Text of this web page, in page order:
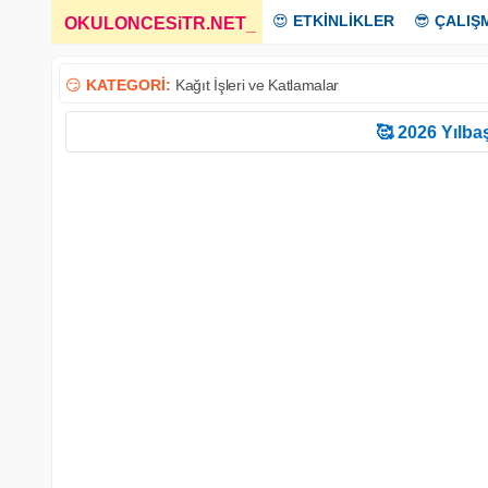
OKULONCESiTR.NET 😍 ETKİNLİKLER 😎
😏 KATEGORİ: Kağıt İşleri ve Katlamalar
🥰 2026